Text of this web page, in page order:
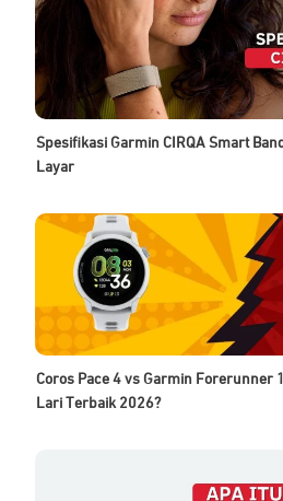
Spesifikasi Garmin CIRQA Smart
Layar
Coros Pace 4 vs Garmin Forerunner
Lari Terbaik 2026?